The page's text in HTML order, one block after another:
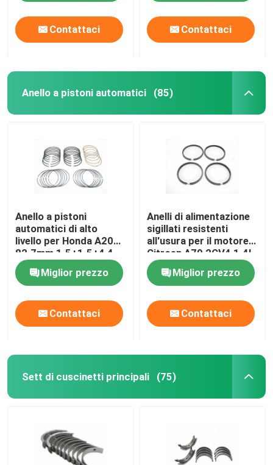
Contattaci Contattaci
Anello a pistoni automatici (85)
Anello a pistoni
automatici di alto
livello per Honda A20A
82.7mm 1.5+1.5+4 4
No.Cyl
Miglior prezzo
Contattaci
Anelli di alimentazione
sigillati resistenti
all'usura per il motore
Citroen A79 2CV4 1.4L
68.5mm 1.75+2+4
Miglior prezzo
Contattaci
Sett di cuscinetti principali (75)